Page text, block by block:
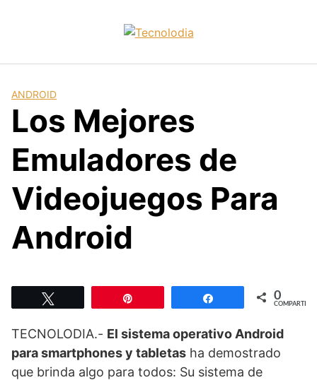
ANDROID
Los Mejores
Emuladores de
Videojuegos Para
Android
Compartir 0
COMPARTIR
TECNOLODIA.- El sistema operativo Android
para smartphones y tabletas ha demostrado
que brinda algo para todos: Su sistema de